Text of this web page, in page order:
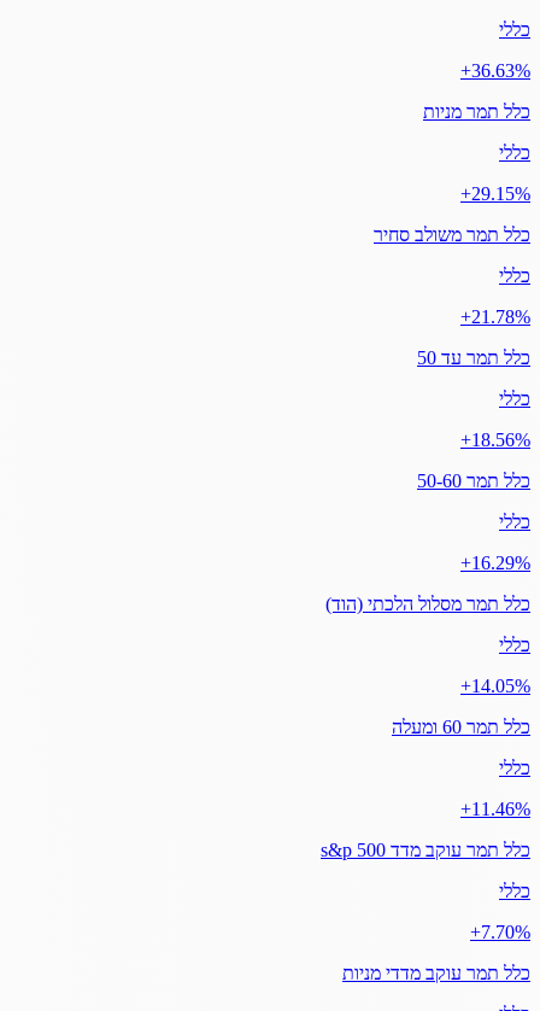
כללי
‎+36.63%
כלל תמר מניות
כללי
‎+29.15%
כלל תמר משולב סחיר
כללי
‎+21.78%
כלל תמר עד 50
כללי
‎+18.56%
כלל תמר 50-60
כללי
‎+16.29%
כלל תמר מסלול הלכתי (הוד)
כללי
‎+14.05%
כלל תמר 60 ומעלה
כללי
‎+11.46%
כלל תמר עוקב מדד s&p 500
כללי
‎+7.70%
כלל תמר עוקב מדדי מניות